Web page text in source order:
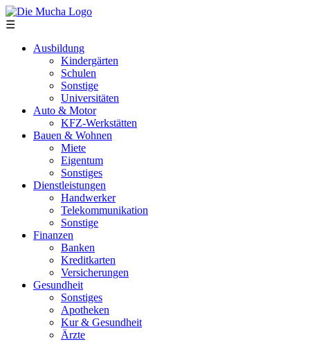
Direkt zum Inhalt
☰
Ausbildung
Kindergärten
Schulen
Sonstige
Universitäten
Auto & Motor
KFZ-Werkstätten
Bauen & Wohnen
Miete
Eigentum
Sonstiges
Dienstleistungen
Handwerker
Telekommunikation
Sonstige
Finanzen
Banken
Kreditkarten
Versicherungen
Gesundheit
Sonstiges
Apotheken
Kur & Gesundheit
Ärzte